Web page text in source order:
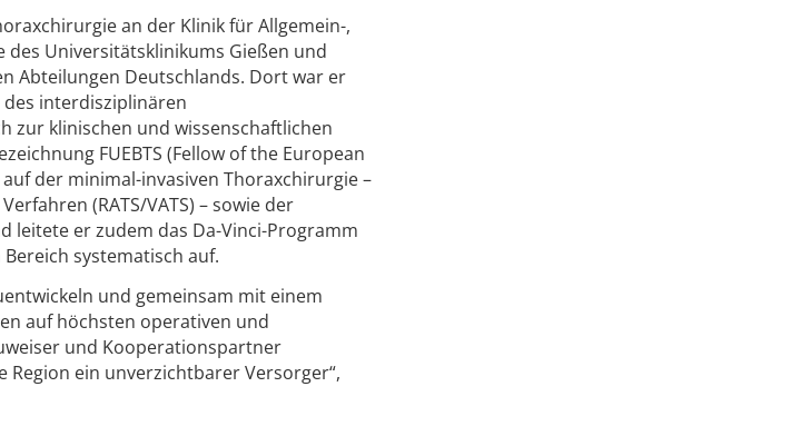
an der Klinik für Allgemein-,
Universitätsklinikums Gießen und
Abteilungen Deutschlands. Dort war er
interdisziplinären
zur klinischen und wissenschaftlichen
FUEBTS (Fellow of the European
der minimal-invasiven Thoraxchirurgie –
(RATS/VATS) – sowie der
leitete er zudem das Da-Vinci-Programm
systematisch auf.
und gemeinsam mit einem
auf höchsten operativen und
und Kooperationspartner
Region ein unverzichtbarer Versorger“,